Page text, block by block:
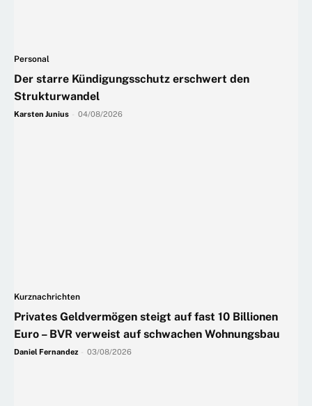
Personal
Der starre Kündigungsschutz erschwert den
Strukturwandel
Karsten Junius 04/08/2026
Kurznachrichten
Privates Geldvermögen steigt auf fast 10 Billionen
Euro – BVR verweist auf schwachen Wohnungsbau
Daniel Fernandez 03/08/2026